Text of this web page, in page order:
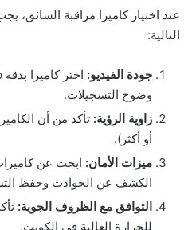
عند اختيار كاميرا مراقبة السائق،
التالية:
جودة الفيديو:
وضوح التسجيلات.
زاوية الرؤية:
أو أكثر).
ميزات الأمان: ابحث عن
الكشف عن الحوادث وحفظ
التوافق مع الظروف الجوية:
للحرارة العالية في الكويت.